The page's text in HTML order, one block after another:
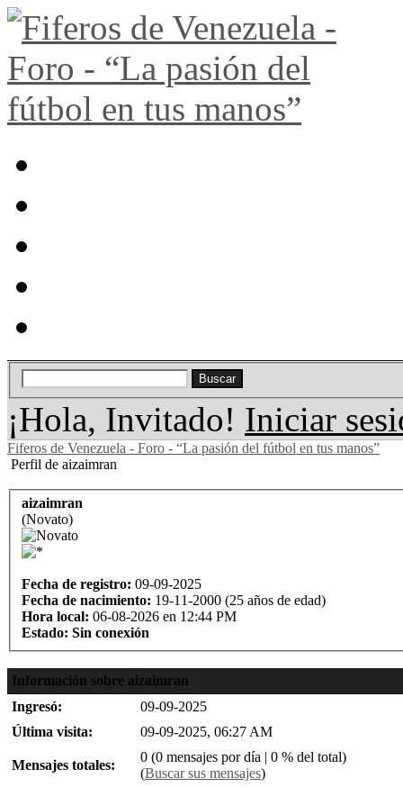
¡Hola, Invitado! Iniciar
Fiferos de Venezuela - Foro - “La pasión del fútbol en tus manos”
Perfil de aizaimran
aizaimran
(Novato)
Fecha de registro: 09-09-2025
Fecha de nacimiento: 19-11-2000 (25 años de edad)
Hora local: 06-08-2026 en 12:44 PM
Estado: Sin conexión
Información sobre aizaimran
Ingresó:
09-09-2025
Última visita:
09-09-2025, 06:27 AM
Mensajes totales:
0 (0 mensajes por día | 0 % del total)
(Buscar sus mensajes)